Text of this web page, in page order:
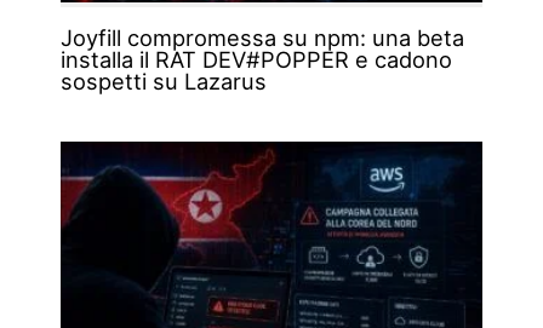
Joyfill compromessa su npm: una beta
installa il RAT DEV#POPPER e cadono
sospetti su Lazarus